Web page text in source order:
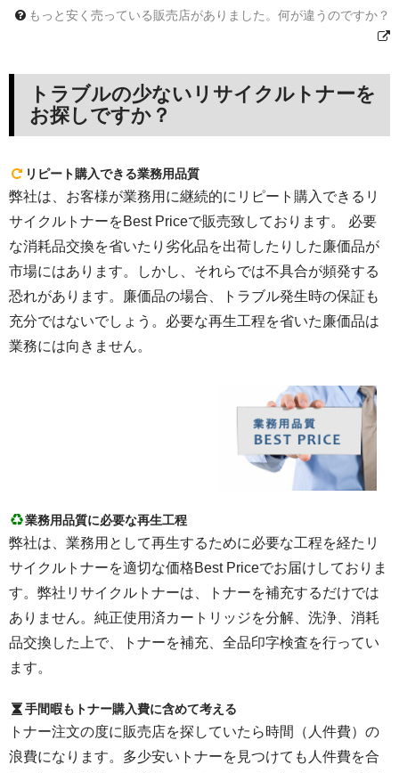
もっと安く売っている販売店がありました。何が違うのですか？
トラブルの少ないリサイクルトナーを
お探しですか？
リピート購入できる業務用品質
弊社は、お客様が業務用に継続的にリピート購入できるリ
サイクルトナーをBest Priceで販売致しております。 必要
な消耗品交換を省いたり劣化品を出荷したりした廉価品が
市場にはあります。しかし、それらでは不具合が頻発する
恐れがあります。廉価品の場合、トラブル発生時の保証も
充分ではないでしょう。必要な再生工程を省いた廉価品は
業務には向きません。
業務用品質に必要な再生工程
弊社は、業務用として再生するために必要な工程を経たリ
サイクルトナーを適切な価格Best Priceでお届けしておりま
す。弊社リサイクルトナーは、トナーを補充するだけでは
ありません。純正使用済カートリッジを分解、洗浄、消耗
品交換した上で、トナーを補充、全品印字検査を行ってい
ます。
手間暇もトナー購入費に含めて考える
トナー注文の度に販売店を探していたら時間（人件費）の
浪費になります。多少安いトナーを見つけても人件費を合